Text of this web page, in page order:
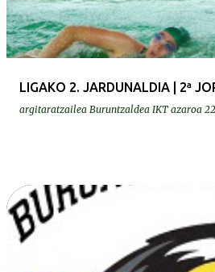
LIGAKO 2. JARDUNALDIA | 2ª
argitaratzailea Buruntzaldea IKT azaroa